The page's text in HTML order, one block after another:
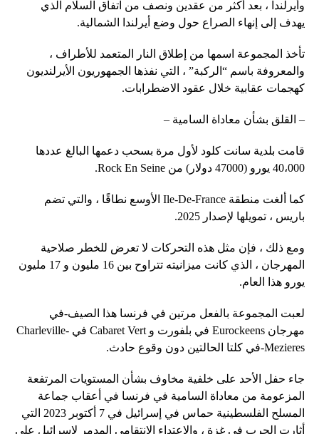
وأيرلندا ، بعد أكثر من عقدين ونصف من اتفاق السلام الذي
يهدف إلى إنهاء الصراع حول وضع أيرلندا الشمالية.
تأخذ المجموعة اسمها من إطلاق النار المتعمد للأطراف ،
والمعروفة باسم “الركبة” ، التي نفذها الجمهوريون الأيرلنديون
كهجمات عقابية خلال عقود الاضطرابات.
– القلق بشأن معاداة السامية –
قامت بلدية سانت كلود لأول مرة بسحب دعمها البالغ عددها
40،000 يورو (47000 دولار) من Rock En Seine.
كما ألغت منطقة Ile-De-France الأوسع نطاقًا ، والتي تضم
باريس ، تمويلها لإصدار 2025.
ومع ذلك ، فإن مثل هذه التحركات لا تعرض للخطر صلاحية
المهرجان ، الذي كانت ميزانيته تتراوح بين 16 مليون و 17 مليون
يورو هذا العام.
لعبت المجموعة بالفعل مرتين في فرنسا هذا الصيف-في
مهرجان Eurockeens في بلفورت و Cabaret Vert في Charleville-
Mezieres-في كلتا الحالتين دون وقوع حادث.
جاء حفل الأحد على خلفية مخاوف بشأن المستويات المرتفعة
المزعومة من معاداة السامية في فرنسا في أعقاب جماعة
المسلح الفلسطينية حماس في إسرائيل في 7 أكتوبر 2023 التي
أثارت الحرب في غزة ، والاعتداء الانتقامي المدمر لإسرائيل على